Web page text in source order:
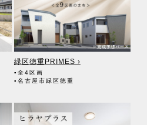
緑区徳重PRIMES ›
▪全4区画
▪名古屋市緑区徳重